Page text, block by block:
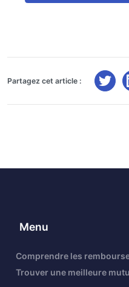
Partagez cet article :
Menu
Comprendre les
Trouver une meilleure